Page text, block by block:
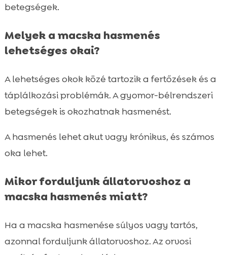
betegségek.
Melyek a macska hasmenés
lehetséges okai?
A lehetséges okok közé tartozik a fertőzések és a
táplálkozási problémák. A gyomor-bélrendszeri
betegségek is okozhatnak hasmenést.
A hasmenés lehet akut vagy krónikus, és számos
oka lehet.
Mikor forduljunk állatorvoshoz a
macska hasmenés miatt?
Ha a macska hasmenése súlyos vagy tartós,
azonnal forduljunk állatorvoshoz. Az orvosi